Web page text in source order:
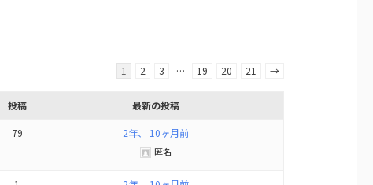
1 2 3 … 19 20 21 →
投稿 最新の投稿
79 2年、 10ヶ月前
匿名